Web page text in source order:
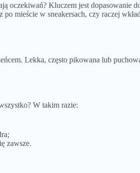
oczekiwań? Kluczem jest dopasowanie
mieście w sneakersach, czy raczej
Lekka, często pikowana lub
W takim razie:
zawsze.